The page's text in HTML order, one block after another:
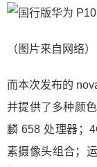
（图片来自网络）
而本次发布的
并提供了多种颜
麟 658 处理器；
素摄像头组合；